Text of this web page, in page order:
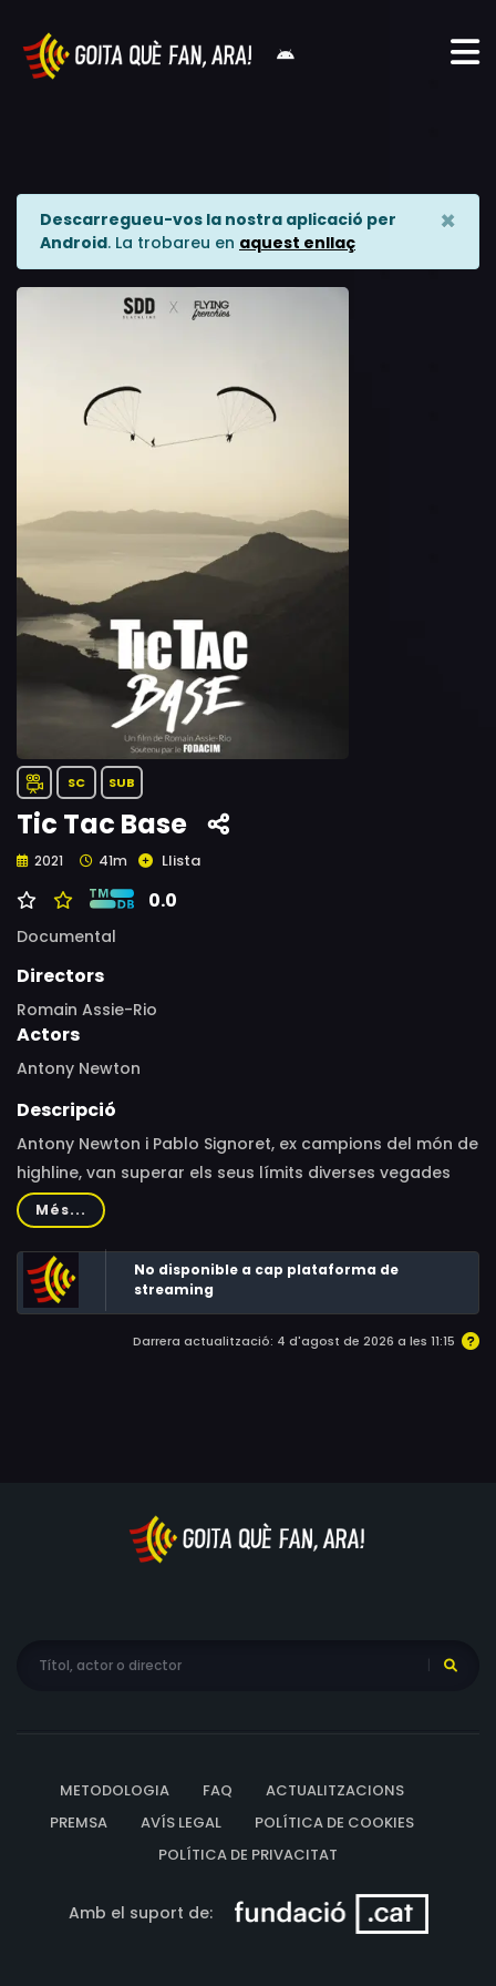
Descarregueu-vos la nostra aplicació per
Android. La trobareu en aquest enllaç
×
SC SUB
Tic Tac Base
2021 41m Llista
0.0
Documental
Directors
Romain Assie-Rio
Actors
Antony Newton
Descripció
Antony Newton i Pablo Signoret, ex campions del món de
highline, van superar els seus límits diverses vegades
formant part de l’equip Flying Frenchies. Ara han decidit
reviure una altra rara disciplina, el baseline.
Més...
No disponible a cap plataforma de
streaming
Darrera actualització: 4 d'agost de 2026 a les 11:15
METODOLOGIA FAQ
ACTUALITZACIONS
PREMSA
AVÍS LEGAL
POLÍTICA DE COOKIES
POLÍTICA DE PRIVACITAT
Amb el suport de: